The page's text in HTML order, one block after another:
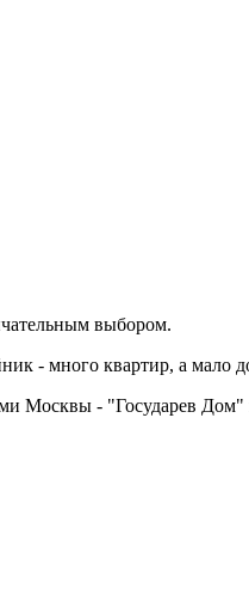
выбором.
- много квартир, а мало
Москвы - "Государев